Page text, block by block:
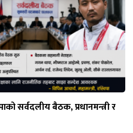
सर्वदलीय बैठक, प्रधानमन्त्री र